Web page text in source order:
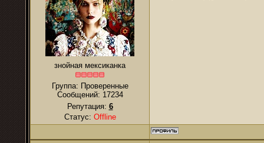
знойная мексиканка
Группа: Проверенные
Сообщений: 17234
Репутация: 6
Статус: Offline